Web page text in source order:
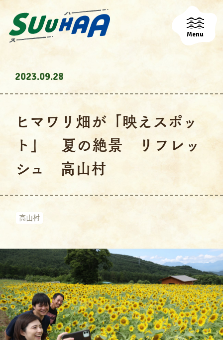
Menu
2023.09.28
ヒマワリ畑が「映えスポッ
ト」 夏の絶景 リフレッ
シュ 高山村
高山村